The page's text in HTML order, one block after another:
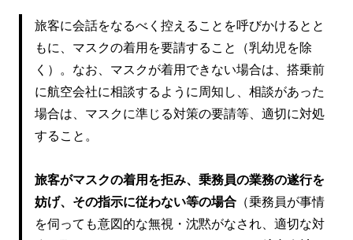
旅客に会話をなるべく控えることを呼びかけるとと
もに、マスクの着用を要請すること（乳幼児を除
く）。なお、マスクが着用できない場合は、搭乗前
に航空会社に相談するように周知し、相談があった
場合は、マスクに準じる対策の要請等、適切に対処
すること。
旅客がマスクの着用を拒み、乗務員の業務の遂行を
妨げ、その指示に従わない等の場合 （乗務員が事情
を伺っても意図的な無視・沈黙がなされ、適切な対